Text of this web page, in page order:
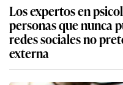
Los expertos en
personas que nunca
redes sociales no
externa